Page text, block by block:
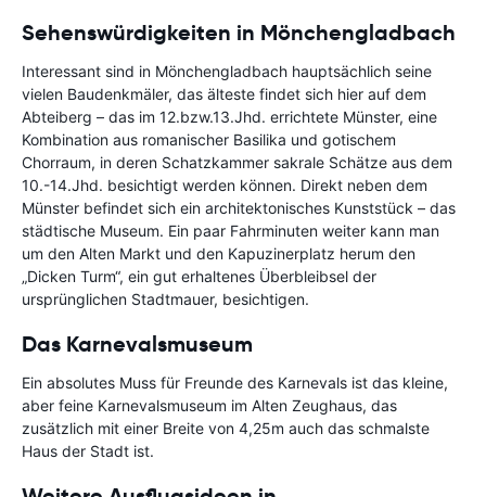
Sehenswürdigkeiten in Mönchengladbach
Interessant sind in Mönchengladbach hauptsächlich seine
vielen Baudenkmäler, das älteste findet sich hier auf dem
Abteiberg – das im 12.bzw.13.Jhd. errichtete Münster, eine
Kombination aus romanischer Basilika und gotischem
Chorraum, in deren Schatzkammer sakrale Schätze aus dem
10.-14.Jhd. besichtigt werden können. Direkt neben dem
Münster befindet sich ein architektonisches Kunststück – das
städtische Museum. Ein paar Fahrminuten weiter kann man
um den Alten Markt und den Kapuzinerplatz herum den
„Dicken Turm“, ein gut erhaltenes Überbleibsel der
ursprünglichen Stadtmauer, besichtigen.
Das Karnevalsmuseum
Ein absolutes Muss für Freunde des Karnevals ist das kleine,
aber feine Karnevalsmuseum im Alten Zeughaus, das
zusätzlich mit einer Breite von 4,25m auch das schmalste
Haus der Stadt ist.